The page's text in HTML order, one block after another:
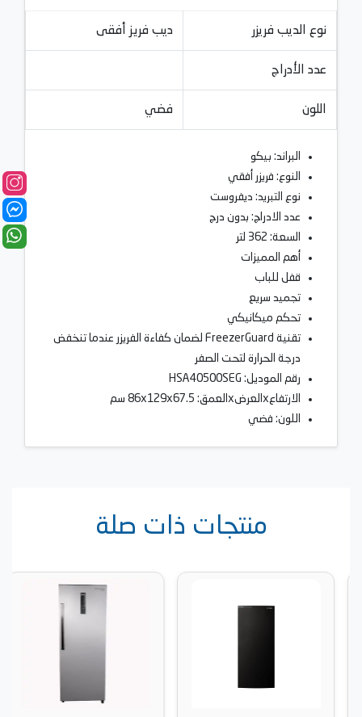
نوع الديب فريزر ديب فريز أفقى
عدد الأدراج
اللون فضي
البراند: بيكو
النوع: فريزر أفقي
نوع التبريد: ديفروست
عدد الادراج: بدون درج
السعة: 362 لتر
أهم المميزات
قفل للباب
تجميد سريع
تحكم ميكانيكي
تقنية FreezerGuard لضمان كفاءة الفريزر عندما تنخفض
درجة الحرارة لتحت الصفر
رقم الموديل: HSA40500SEG
الارتفاعxالعرضxالعمق: 86x129x67.5 سم
اللون: فضي
منتجات ذات صلة